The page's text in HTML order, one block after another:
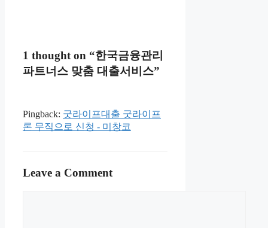
1 thought on “한국금융관리
파트너스 맞춤 대출서비스”
Pingback: 굿라이프대출 굿라이프
론 무직으로 신청 - 미창코
Leave a Comment